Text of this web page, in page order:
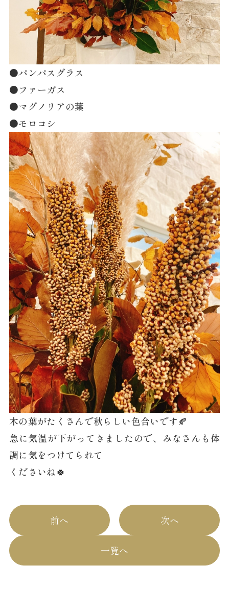
●パンパスグラス
●ファーガス
●マグノリアの葉
●モロコシ
木の葉がたくさんで秋らしい色合いです🍂
急に気温が下がってきましたので、みなさんも体
調に気をつけてられて
くださいね🍀
前へ
一覧へ
次へ